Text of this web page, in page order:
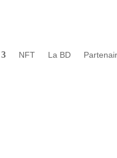
NFT La BD